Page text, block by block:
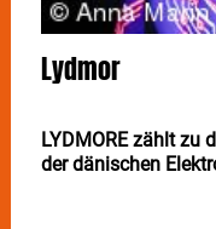
Lydmor
LYDMORE zählt zu
der dänischen
die